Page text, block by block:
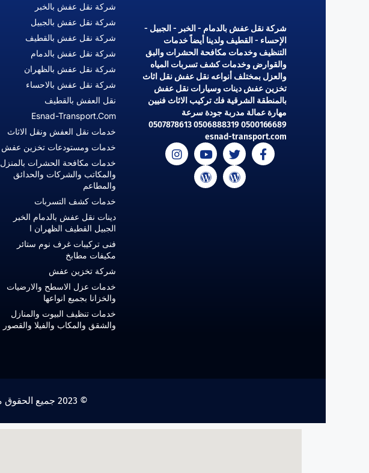
شركة نقل عفش بالدمام - الخبر - الجبيل -
الإحساء - القطيف ولدينا أيضاً خدمات
التنظيف وخدمات مكافحة الحشرات والبق
والقوارض وخدمات كشف تسربات المياه
والعزل بمختلف أنواعه نقل عفش نقل اثاث
تخزين عفش دينات وسيارات نقل عفش
بالمنطقة الشرقية فك تركيب الاثاث فنيين
مهارة عمالة مدربة جودة سرعة
0500166689 0506888319 0507878613
esnad-transport.com
شركة نقل عفش بالخبر
شركة نقل عفش بالجبيل
شركة نقل عفش بالقطيف
شركة نقل عفش بالدمام
شركة نقل عفش بالظهران
شركة نقل عفش بالاحساء
نقل العفش بالقطيف
Esnad-Transport.com
خدمات نقل العفش ونقل الاثاث
خدمات ومستودعات تخزين عفش
خدمات مكافحة الحشرات بالمنزل
والمكاتب والشركات والحدائق
والمطاعم
خدمات كشف التسربات
دينات نقل عفش بالدمام الخبر
الجبيل القطيف الظهران ا
فنى تركيبات غرف نوم ستائر
مكيفات مطابخ
شركة تخزين عفش
خدمات عزل الاسطح والارضيات
والخزانا بجميع انواعها
خدمات تنظيف البيوت والمنازل
والشقق والمكاب والفيلا والقصور
© 2023 جميع الحقوق منحفوظة. تم التصميم بواسطة وكالة جحا